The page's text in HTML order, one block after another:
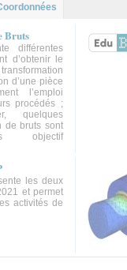
Bruts
différentes
d’obtenir le
d’une pièce
l’emploi
procédés ;
quelques
de bruts sont
objectif
les deux
et permet
activités de